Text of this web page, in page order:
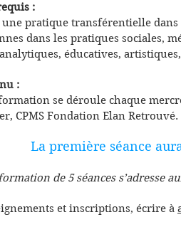
:
pratique transférentielle dans
dans les pratiques sociales,
éducatives,
:
se déroule chaque
CPMS Fondation Elan Retrouvé.
La première séance
de 5 séances s’adresse
et inscriptions, écrire à